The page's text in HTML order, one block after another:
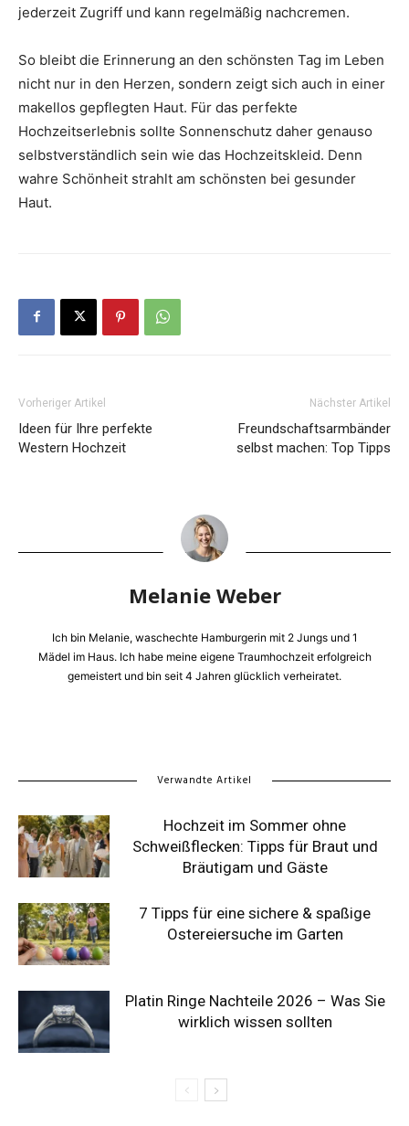
jederzeit Zugriff und kann regelmäßig nachcremen.
So bleibt die Erinnerung an den schönsten Tag im Leben
nicht nur in den Herzen, sondern zeigt sich auch in einer
makellos gepflegten Haut. Für das perfekte
Hochzeitserlebnis sollte Sonnenschutz daher genauso
selbstverständlich sein wie das Hochzeitskleid. Denn
wahre Schönheit strahlt am schönsten bei gesunder
Haut.
Vorheriger Artikel
Ideen für Ihre perfekte
Western Hochzeit
Nächster Artikel
Freundschaftsarmbänder
selbst machen: Top Tipps
Melanie Weber
Ich bin Melanie, waschechte Hamburgerin mit 2 Jungs und 1
Mädel im Haus. Ich habe meine eigene Traumhochzeit erfolgreich
gemeistert und bin seit 4 Jahren glücklich verheiratet.
Verwandte Artikel
Hochzeit im Sommer ohne
Schweißflecken: Tipps für Braut und
Bräutigam und Gäste
7 Tipps für eine sichere & spaßige
Ostereiersuche im Garten
Platin Ringe Nachteile 2026 – Was Sie
wirklich wissen sollten